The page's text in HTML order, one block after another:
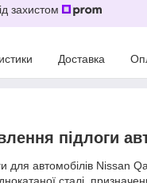
захистом
Доставка
підлоги
для автомобілів Nissan